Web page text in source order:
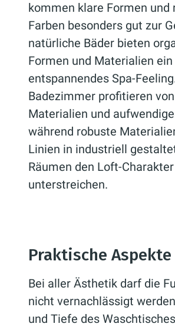
kommen klare Formen und
Farben besonders gut zur
natürliche Bäder bieten
Formen und Materialien ein
entspannendes Spa-
Badezimmer profitieren
Materialien und
während robuste
Linien in industriell
Räumen den Loft-Charakter
unterstreichen.
Praktische Aspekte
Bei aller Ästhetik darf die
nicht vernachlässigt
und Tiefe des